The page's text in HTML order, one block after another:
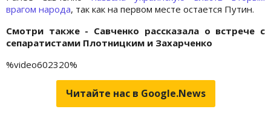
врагом народа, так как на первом месте остается Путин.
Смотри также - Савченко рассказала о встрече с
сепаратистами Плотницким и Захарченко
%video602320%
Читайте нас в Google.News